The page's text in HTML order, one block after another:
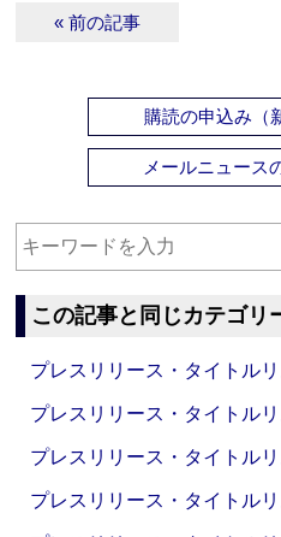
« 前の記事
購読の申込み（
メールニュース
この記事と同じカテゴリ
プレスリリース・タイトル
プレスリリース・タイトル
プレスリリース・タイトル
プレスリリース・タイトル